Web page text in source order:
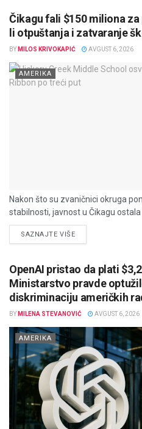
Čikagu fali $150 miliona
li otpuštanja i zatvaranje
BY MILOS KRIVOKAPIĆ AVGUST 6, 2026
AMERIKA
Nakon što su zvaničnici okruga
stabilnosti, javnost u Čikagu ostala
SAZNAJTE VIŠEDETAILS
OpenAI pristao da plati
Ministarstvo pravde
diskriminaciju američkih
BY MILENA STEVANOVIĆ AVGUST 6, 2026
AMERIKA